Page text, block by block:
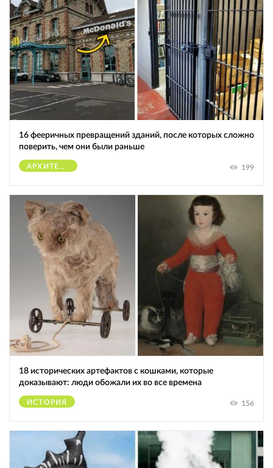
16 фееричных превращений зданий, после которых сложно
поверить, чем они были раньше
АРХИТЕКТУРА 199
18 исторических артефактов с кошками, которые
доказывают: люди обожали их во все времена
ИСТОРИЯ 156